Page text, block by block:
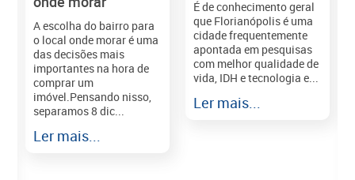
A escolha do bairro para
o local onde morar é uma
das decisões mais
importantes na hora de
comprar um
imóvel.Pensando nisso,
separamos 8 dic...
Ler mais...
É de conhecimento geral
que Florianópolis é uma
cidade frequentemente
apontada em pesquisas
com melhor qualidade de
vida, IDH e tecnologia e...
Ler mais...